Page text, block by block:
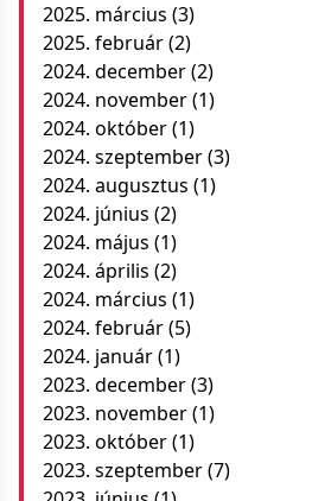
2025. március (3)
2025. február(2)
2024. december(2)
2024. november(1)
2024. október(1)
2024. szeptember(3)
2024. augusztus (1)
2024. június (2)
2024. május (1)
2024. április (2)
2024. március (1)
2024. február(5)
2024. január(1)
2023. december(3)
2023. november(1)
2023. október(1)
2023. szeptember(7)